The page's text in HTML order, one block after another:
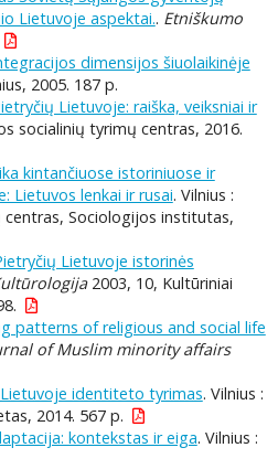
Lietuvoje aspektai.. Etniškumo
dimensijos šiuolaikinėje
2005. 187 p.
Lietuvoje: raiška, veiksniai ir
socialinių tyrimų centras, 2016.
kintančiuose istoriniuose ir
Lietuvos lenkai ir rusai. Vilnius :
Sociologijos institutas,
Lietuvoje istorinės
2003, 10, Kultūriniai
patterns of religious and social life
of Muslim minority affairs
identiteto tyrimas. Vilnius :
2014. 567 p.
kontekstas ir eiga. Vilnius :